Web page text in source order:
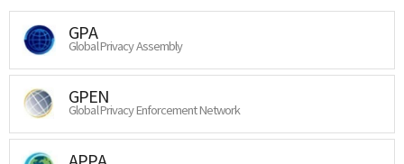
GPA
Global Privacy Assembly
GPEN
Global Privacy Enforcement Network